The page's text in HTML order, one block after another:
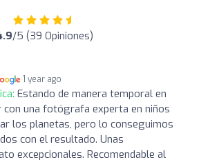
/5 (39 Opiniones)
1 year ago
Estando de manera temporal en
una fotógrafa experta en niños
los planetas, pero lo conseguimos
con el resultado. Unas
excepcionales. Recomendable al